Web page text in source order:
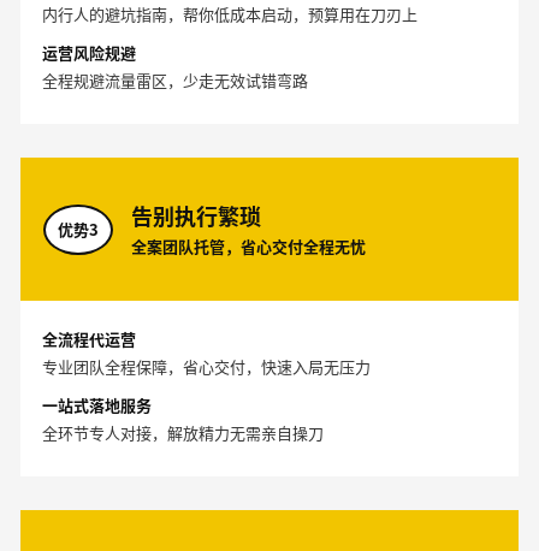
内行人的避坑指南，帮你低成本启动，预算用在刀刃上
运营风险规避
全程规避流量雷区，少走无效试错弯路
优势3 告别执行繁琐
全案团队托管，省心交付全程无忧
全流程代运营
专业团队全程保障，省心交付，快速入局无压力
一站式落地服务
全环节专人对接，解放精力无需亲自操刀